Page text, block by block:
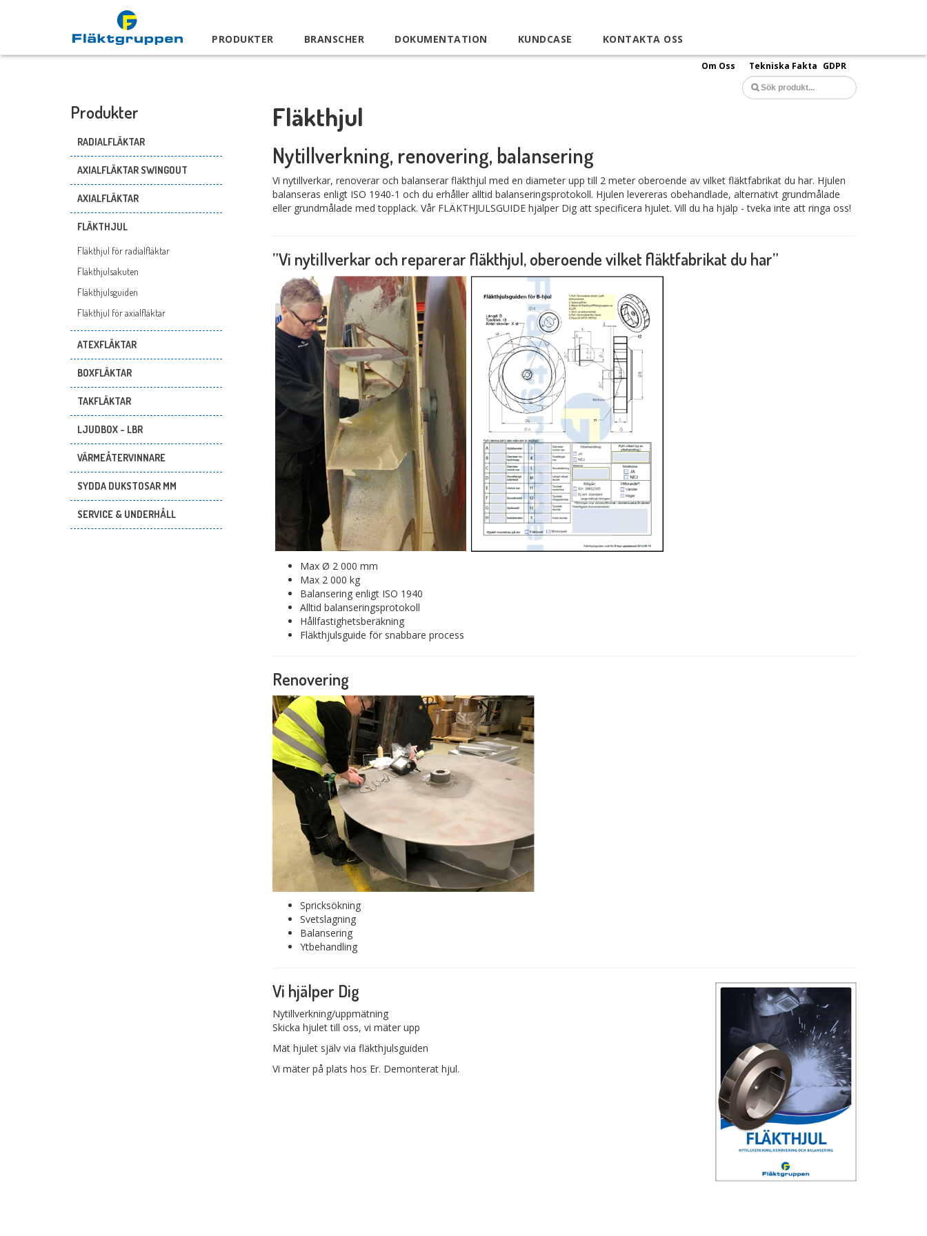
PRODUKTER BRANSCHER DOKUMENTATION KUNDCASE KONTAKTA OSS
Om Oss Tekniska Fakta GDPR
Produkter
RADIALFLÄKTAR
AXIALFLÄKTAR SWINGOUT
AXIALFLÄKTAR
FLÄKTHJUL
Fläkthjul för radialfläktar
Fläkthjulsakuten
Fläkthjulsguiden
Fläkthjul för axialfläktar
ATEXFLÄKTAR
BOXFLÄKTAR
TAKFLÄKTAR
LJUDBOX - LBR
VÄRMEÅTERVINNARE
SYDDA DUKSTOSAR MM
SERVICE & UNDERHÅLL
Fläkthjul
Nytillverkning, renovering, balansering
Vi nytillverkar, renoverar och balanserar fläkthjul med en diameter upp till 2 meter oberoende av vilket fläktfabrikat du har. Hjulen
balanseras enligt ISO 1940-1 och du erhåller alltid balanseringsprotokoll. Hjulen levereras obehandlade, alternativt grundmålade
eller grundmålade med topplack. Vår FLÄKTHJULSGUIDE hjälper Dig att specificera hjulet. Vill du ha hjälp - tveka inte att ringa oss!
”Vi nytillverkar och reparerar fläkthjul, oberoende vilket fläktfabrikat du har”
Max Ø 2 000 mm
Max 2 000 kg
Balansering enligt ISO 1940
Alltid balanseringsprotokoll
Hållfastighetsberäkning
Fläkthjulsguide för snabbare process
Renovering
Spricksökning
Svetslagning
Balansering
Ytbehandling
Vi hjälper Dig
Nytillverkning/uppmätning
Skicka hjulet till oss, vi mäter upp
Mät hjulet själv via fläkthjulsguiden
Vi mäter på plats hos Er. Demonterat hjul.